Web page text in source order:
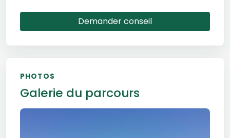
Demander conseil
PHOTOS
Galerie du parcours